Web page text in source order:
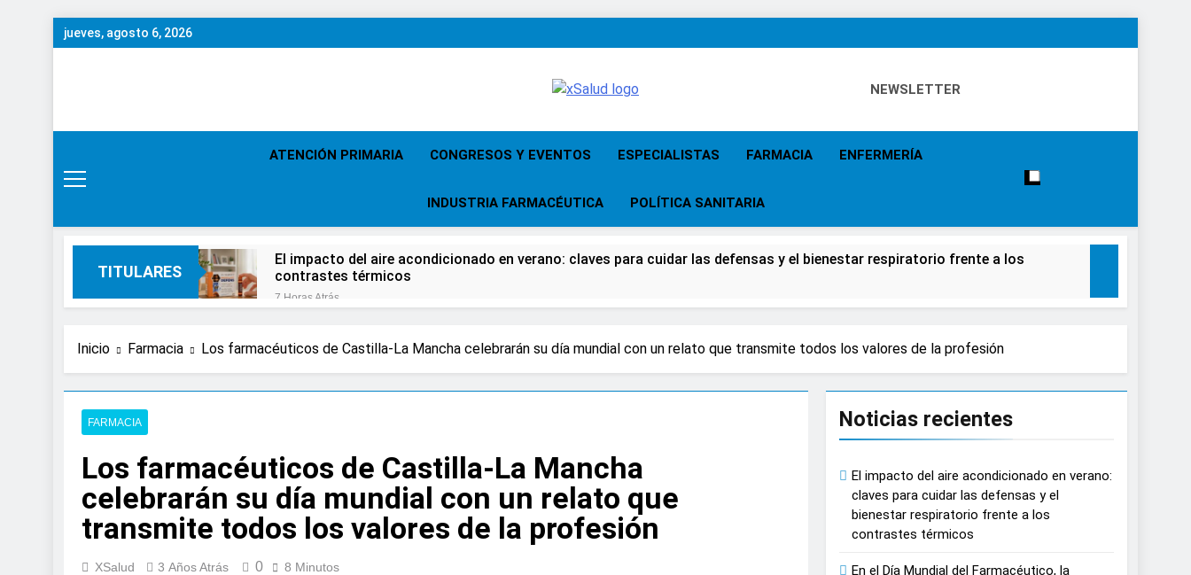
Saltar
al
jueves, agosto 6, 2026
XSalud
NEWSLETTER
ATENCIÓN PRIMARIA CONGRESOS Y EVENTOS ESPECIALISTAS FARMACIA ENFERMERÍA
INDUSTRIA FARMACÉUTICA POLÍTICA SANITARIA
TITULARES
El impacto del aire acondicionado en verano: claves para cuidar las defensas y el bienestar respiratorio frente a los
contrastes térmicos
7 Horas Atrás
Expertos de Miranza advierten de que mirar el eclipse solar sin protección puede causar daños irreversibles en la retina en
solo unos segundos
La presencia de una bacteria en el tumor podría ser clave en la personalización del tratamiento de pacientes con cáncer
3 Días Atrás
ISDIN promueve la importancia de la fotoprotección entre los más pequeños con proyecciones de películas de los
Minions
1 Semana Atrás
La fisioterapia pediátrica puede ayudar a aliviar el malestar asociado al cólico del lactante
Inicio Farmacia Los farmacéuticos de Castilla-La Mancha celebrarán su día mundial con un relato que transmite todos los valores de la profesión
FARMACIA
Los farmacéuticos de Castilla-La Mancha
celebrarán su día mundial con un relato que
transmite todos los valores de la profesión
XSalud 3 Años Atrás 0 8 Minutos
Noticias recientes
El impacto del aire acondicionado en verano:
claves para cuidar las defensas y el
bienestar respiratorio frente a los
contrastes térmicos
En el Día Mundial del Farmacéutico, la